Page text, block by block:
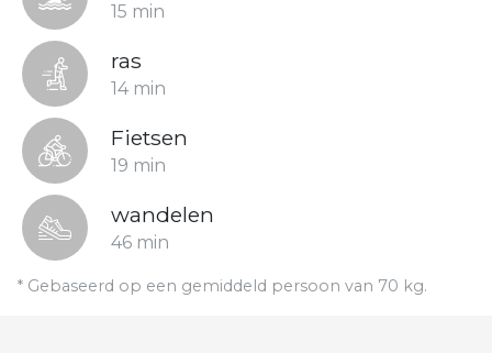
15 min
ras
14 min
Fietsen
19 min
wandelen
46 min
* Gebaseerd op een gemiddeld persoon van 70 kg.